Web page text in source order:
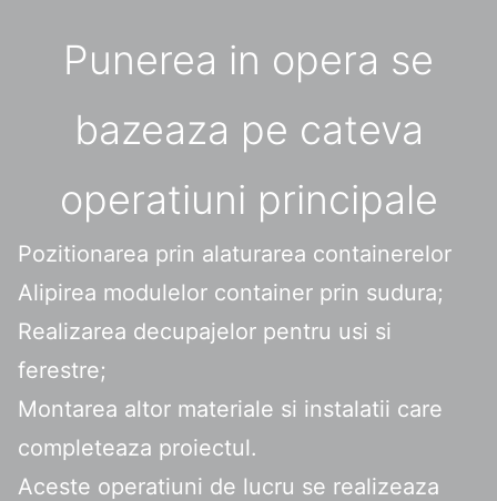
Punerea in opera se
bazeaza pe cateva
operatiuni principale
Pozitionarea prin alaturarea containerelor
Alipirea modulelor container prin sudura;
Realizarea decupajelor pentru usi si
ferestre;
Montarea altor materiale si instalatii care
completeaza proiectul.
Aceste operatiuni de lucru se realizeaza